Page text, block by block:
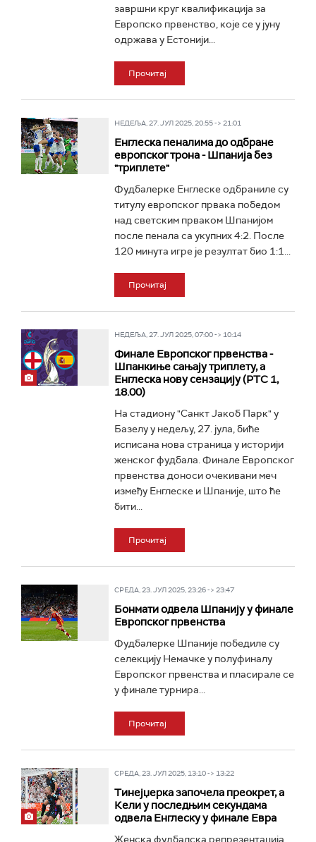
завршни круг квалификација за
Европско првенство, које се у јуну
одржава у Естонији...
Прочитај
НЕДЕЉА, 27. ЈУЛ 2025, 20:55 -> 21:01
Енглеска пеналима до одбране
европског трона - Шпанија без
"триплете"
Фудбалерке Енглеске одбраниле су
титулу европског првака победом
над светским прваком Шпанијом
после пенала са укупних 4:2. После
120 минута игре је резултат био 1:1...
Прочитај
НЕДЕЉА, 27. ЈУЛ 2025, 07:00 -> 10:14
Финале Европског првенства -
Шпанкиње сањају триплету, а
Енглеска нову сензацију (РТС 1,
18.00)
На стадиону "Санкт Јакоб Парк" у
Базелу у недељу, 27. јула, биће
исписана нова страница у историји
женског фудбала. Финале Европског
првенства доноси очекивани меч
између Енглеске и Шпаније, што ће
бити...
Прочитај
СРЕДА, 23. ЈУЛ 2025, 23:26 -> 23:47
Бонмати одвела Шпанију у финале
Европског првенства
Фудбалерке Шпаније победиле су
селекцију Немачке у полуфиналу
Европског првенства и пласирале се
у финале турнира...
Прочитај
СРЕДА, 23. ЈУЛ 2025, 13:10 -> 13:22
Тинејџерка започела преокрет, а
Кели у последњим секундама
одвела Енглеску у финале Евра
Женска фудбалска репрезентација